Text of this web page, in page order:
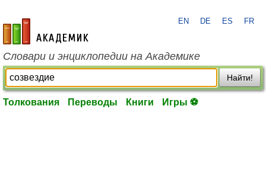
academic.ru
EN DE ES FR
Словари и энциклопедии на Академике
Найти!
Толкования Переводы Книги Игры ⚽